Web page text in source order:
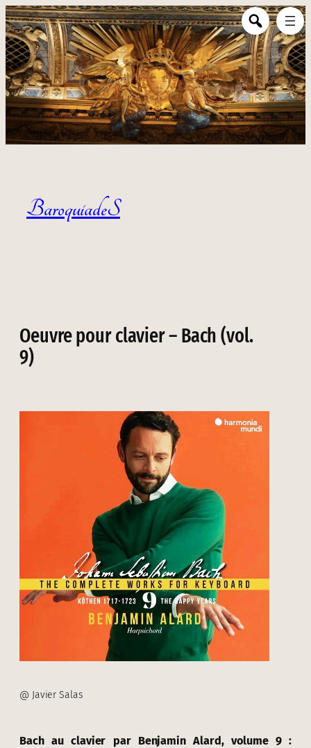
Aller au contenu
BaroquiadeS
Oeuvre pour clavier – Bach (vol.
9)
@ Javier Salas
Bach au clavier par Benjamin Alard, volume 9 :